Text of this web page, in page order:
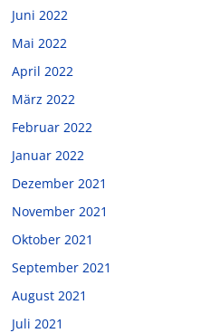
Juni 2022
Mai 2022
April 2022
März 2022
Februar 2022
Januar 2022
Dezember 2021
November 2021
Oktober 2021
September 2021
August 2021
Juli 2021